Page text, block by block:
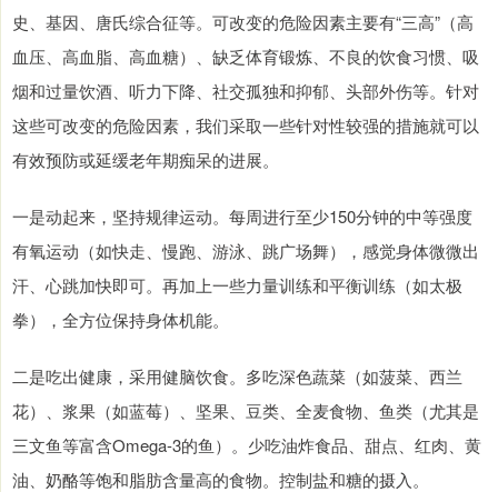
史、基因、唐氏综合征等。可改变的危险因素主要有“三高”（高
血压、高血脂、高血糖）、缺乏体育锻炼、不良的饮食习惯、吸
烟和过量饮酒、听力下降、社交孤独和抑郁、头部外伤等。针对
这些可改变的危险因素，我们采取一些针对性较强的措施就可以
有效预防或延缓老年期痴呆的进展。
一是动起来，坚持规律运动。每周进行至少150分钟的中等强度
有氧运动（如快走、慢跑、游泳、跳广场舞），感觉身体微微出
汗、心跳加快即可。再加上一些力量训练和平衡训练（如太极
拳），全方位保持身体机能。
二是吃出健康，采用健脑饮食。多吃深色蔬菜（如菠菜、西兰
花）、浆果（如蓝莓）、坚果、豆类、全麦食物、鱼类（尤其是
三文鱼等富含Omega-3的鱼）。少吃油炸食品、甜点、红肉、黄
油、奶酪等饱和脂肪含量高的食物。控制盐和糖的摄入。